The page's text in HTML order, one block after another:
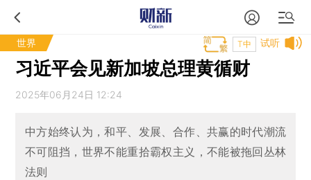
世界 试听
T中
习近平会见新加坡总理黄循财
2025年06月24日 12:24
中方始终认为，和平、发展、合作、共赢的时代潮流
不可阻挡，世界不能重拾霸权主义，不能被拖回丛林
法则